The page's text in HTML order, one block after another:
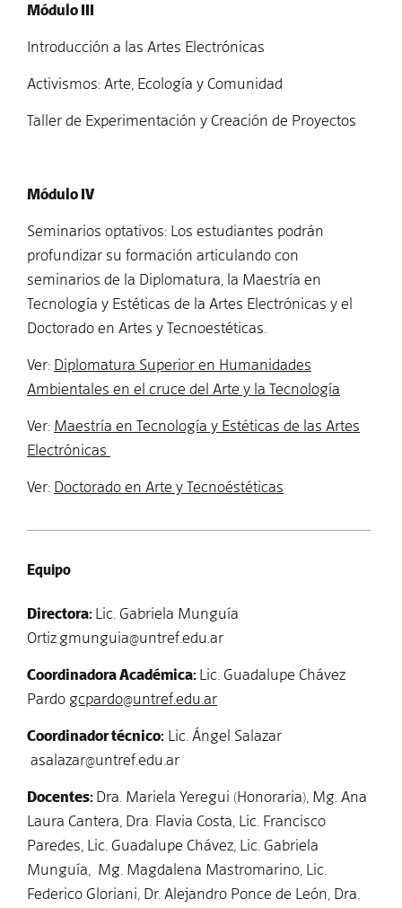
Módulo III
Introducción a las Artes Electrónicas
Activismos: Arte, Ecología y Comunidad
Taller de Experimentación y Creación de Proyectos
Módulo IV
Seminarios optativos: Los estudiantes podrán
profundizar su formación articulando con
seminarios de la Diplomatura, la Maestría en
Tecnología y Estéticas de la Artes Electrónicas y el
Doctorado en Artes y Tecnoestéticas.
Ver: Diplomatura Superior en Humanidades
Ambientales en el cruce del Arte y la Tecnología
Ver: Maestría en Tecnología y Estéticas de las Artes
Electrónicas
Ver: Doctorado en Arte y Tecnoéstéticas
Equipo
Directora: Lic. Gabriela Munguía
Ortiz gmunguia@untref.edu.ar
Coordinadora Académica: Lic. Guadalupe Chávez
Pardo gcpardo@untref.edu.ar
Coordinador técnico: Lic. Ángel Salazar
asalazar@untref.edu.ar
Docentes: Dra. Mariela Yeregui (Honoraria), Mg. Ana
Laura Cantera, Dra. Flavia Costa, Lic. Francisco
Paredes, Lic. Guadalupe Chávez, Lic. Gabriela
Munguía, Mg. Magdalena Mastromarino, Lic.
Federico Gloriani, Dr. Alejandro Ponce de León, Dra.